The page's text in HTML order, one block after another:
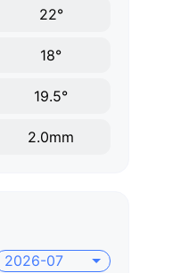
22°
18°
19.5°
2.0mm
2026-07